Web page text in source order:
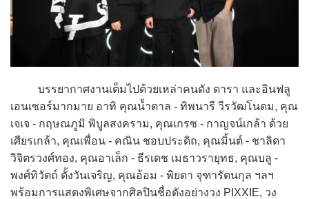
บรรยากาศงานเต็มไปด้วยเหล่าคนดัง ดารา และอินฟลู
เอนเซอร์มากมาย อาทิ คุณน้ำตาล - ทิพนารี วีรวัฒโนดม, คุณ
เจเจ - กฤษณภูมิ พิบูลสงคราม, คุณเกรซ - กาญจน์เกล้า ด้วย
เศียรเกล้า, คุณเพื่อน - คณิน ชอบประดิถ, คุณมิ้นต์ - ชาลิดา
วิจิตรวงศ์ทอง, คุณอาเล็ก - ธีรเดช เมธาวรายุทธ, คุณบลู -
พงศ์ทิวัตถ์ ตั้งวันเจริญ, คุณอ้อม - พิยดา จุฑารัตนกุล ฯลฯ
พร้อมการแสดงพิเศษจากศิลปินชื่อดังอย่างวง PIXXIE, วง